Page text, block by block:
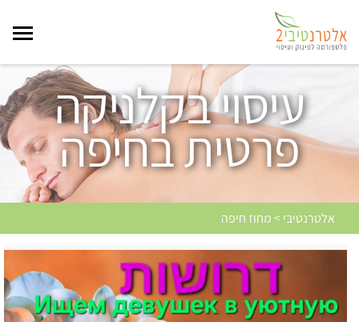
עיסוי בקלניקה
פרטית בחיפה
אלטרנטיבי > מחוז חיפה